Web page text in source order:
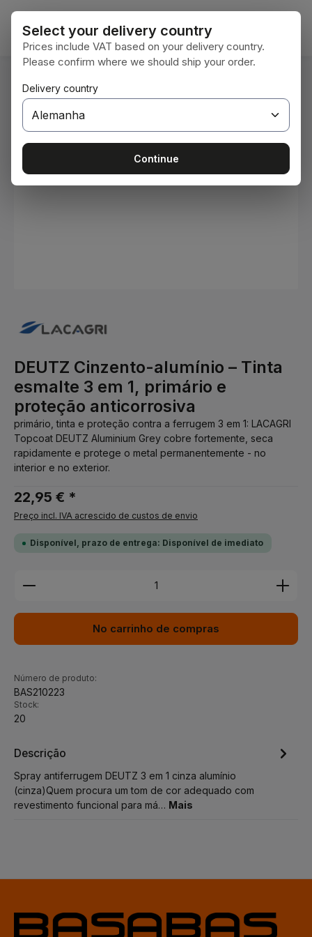
Ir para o conteúdo principal
Você está aqui: Home
DEUTZ Cinzento-alumínio – Tinta
esmalte 3 em 1, primário e
proteção anticorrosiva
primário, tinta e proteção contra a ferrugem 3 em 1: LACAGRI
Topcoat DEUTZ Aluminium Grey cobre fortemente, seca
rapidamente e protege o metal permanentemente - no
interior e no exterior.
22,95 € *
Preço incl. IVA acrescido de custos de envio
Disponível, prazo de entrega: Disponível de imediato
Quantidade do Produto: Insira a quantidade
No carrinho de compras
Número de produto:
BAS210223
Stock:
20
Descrição
Spray antiferrugem DEUTZ 3 em 1 cinza alumínio
(cinza)Quem procura um tom de cor adequado com
revestimento funcional para má… Mais
Select your delivery country
Prices include VAT based on your delivery country.
Please confirm where we should ship your order.
Delivery country
Continue